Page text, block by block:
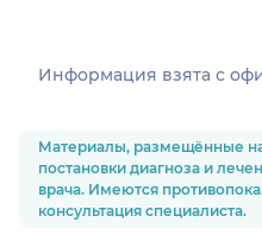
Информация взята c
Материалы, размещённые
постановки диагноза и
врача. Имеются
консультация специалиста.